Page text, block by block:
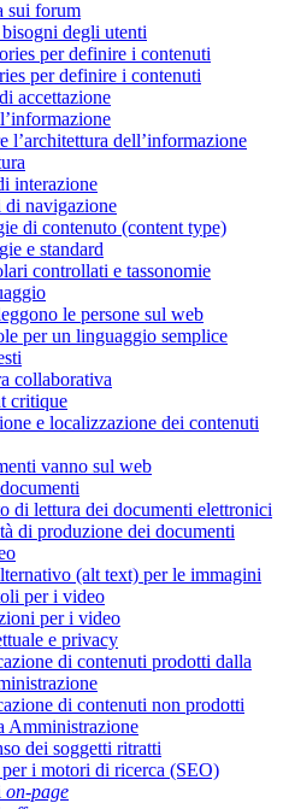
sui forum
degli utenti
per definire i contenuti
per definire i contenuti
accettazione
l’architettura dell’informazione
interazione
di navigazione
di contenuto (content type)
e standard
controllati e tassonomie
le persone sul web
per un linguaggio semplice
collaborativa
critique
e localizzazione dei contenuti
vanno sul web
di lettura dei documenti elettronici
di produzione dei documenti
(alt text) per le immagini
per i video
per i video
e privacy
di contenuti prodotti dalla
di contenuti non prodotti
Amministrazione
dei soggetti ritratti
i motori di ricerca (SEO)
on-page